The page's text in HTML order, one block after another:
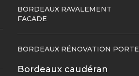
BORDEAUX RAVALEMENT
FACADE
BORDEAUX RÉNOVATION PORTE
Bordeaux caudéran